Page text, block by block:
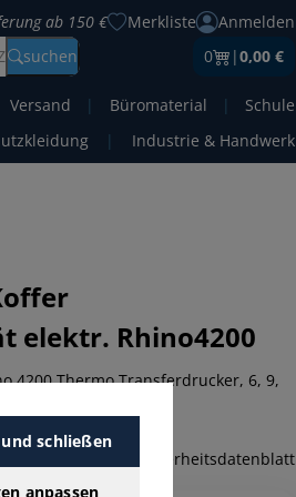
ab 150 € Merkliste
Anmelden
suchen 0 |0,00 €
Versand | Büromaterial |
Schule
| Industrie & Handwerk
elektr. Rhino4200
4200 Thermo Transferdrucker, 6, 9,
Datenblatt
Sicherheitsdatenblatt
schließen
anpassen